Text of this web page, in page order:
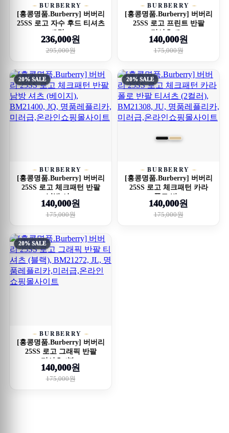
BURBERRY
[홍콩명품.Burberry] 버버리
25SS 로고 자수 후드 티셔츠
(2컬...
236,000원
295,000원
BURBERRY
[홍콩명품.Burberry] 버버리
25SS 로고 프린트 반팔
티셔츠 (2...
140,000원
175,000원
20% SALE
BURBERRY
[홍콩명품.Burberry] 버버리
25SS 로고 체크패턴 반팔
남방 셔...
140,000원
175,000원
20% SALE
BURBERRY
[홍콩명품.Burberry] 버버리
25SS 로고 체크패턴 카라
폴로 반...
140,000원
175,000원
20% SALE
BURBERRY
[홍콩명품.Burberry] 버버리
25SS 로고 그래픽 반팔
티셔츠 (블...
140,000원
175,000원